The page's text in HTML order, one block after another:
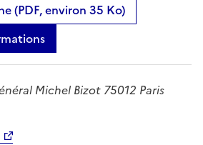
(PDF, environ 35 Ko)
Michel Bizot 75012 Paris